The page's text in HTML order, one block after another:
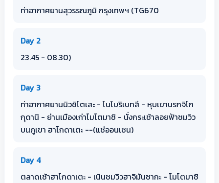
ท่าอากาศยานสุวรรณภูมิ กรุงเทพฯ (TG670
Day 2
23.45 - 08.30)
Day 3
ท่าอากาศยานนิวชิโตเสะ - โนโบริเบทสึ - หุบเขานรกจิโก
กุดานิ - ย่านเมืองเก่าโมโตมาชิ - นั่งกระเช้าลอยฟ้าชมวิว
บนภูเขา ฮาโกดาเตะ --(แช่ออนเซน)
Day 4
ตลาดเช้าฮาโกดาเตะ - เนินชมวิวฮาจิมันซากะ - โมโตมาชิ